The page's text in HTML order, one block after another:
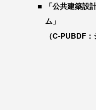
「公共建築設
ム」
（C-PUBDF